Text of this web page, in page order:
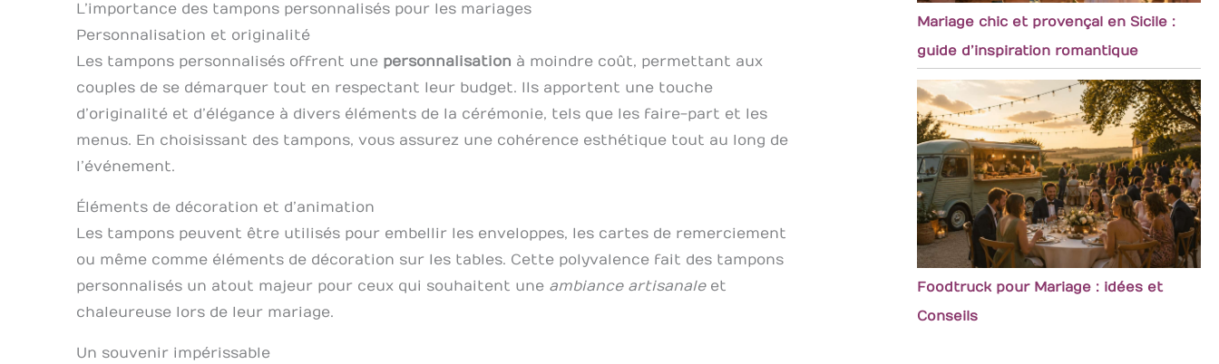
L’importance des tampons personnalisés pour les mariages
Personnalisation et originalité
Les tampons personnalisés offrent une personnalisation à moindre coût, permettant aux
couples de se démarquer tout en respectant leur budget. Ils apportent une touche
d’originalité et d’élégance à divers éléments de la cérémonie, tels que les faire-part et les
menus. En choisissant des tampons, vous assurez une cohérence esthétique tout au long de
l’événement.
Éléments de décoration et d’animation
Les tampons peuvent être utilisés pour embellir les enveloppes, les cartes de remerciement
ou même comme éléments de décoration sur les tables. Cette polyvalence fait des tampons
personnalisés un atout majeur pour ceux qui souhaitent une ambiance artisanaleet
chaleureuse lors de leur mariage.
Un souvenir impérissable
Mariage chic et provençal en Sicile :
guide d’inspiration romantique
Foodtruck pour Mariage : idées et
Conseils